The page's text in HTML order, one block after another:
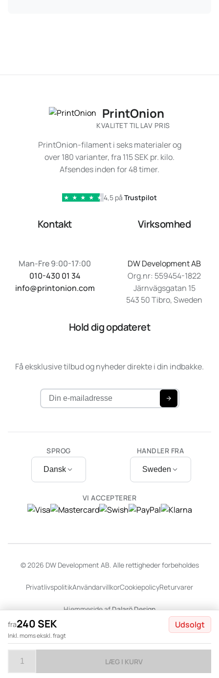
fra240 SEK
Inkl. moms ekskl. fragt
Udsolgt
LÆG I KURV
PrintOnion
KVALITET TIL LAV PRIS
PrintOnion-filament i seks materialer og
over 180 varianter, fra 115 SEK pr. kilo.
Afsendes inden for 48 timer.
★ ★ ★ ★ ★ 4,5 på Trustpilot
Kontakt
Man-Fre 9:00-17:00
010-430 01 34
info@printonion.com
Virksomhed
DW Development AB
Org.nr: 559454-1822
Järnvägsgatan 15
543 50 Tibro, Sweden
Hold dig opdateret
Få eksklusive tilbud og nyheder direkte i din indbakke.
SPROG
Dansk
VI ACCEPTERER
HANDLER FRA
Sweden
© 2026 DW Development AB. Alle rettigheder forbeholdes
PrivatlivspolitikAnvändarvillkorCookiepolicyReturvarer
Hjemmeside afDalarö Design